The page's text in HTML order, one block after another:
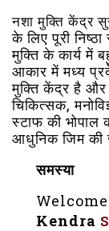
नशा मुक्ति केंद्र
के लिए पूरी
मुक्ति के कार्य में
आकार में मध्य
मुक्ति केंद्र है और
चिकित्सक,
स्टाफ की
आधुनिक जिम की
समस्या
Kendra